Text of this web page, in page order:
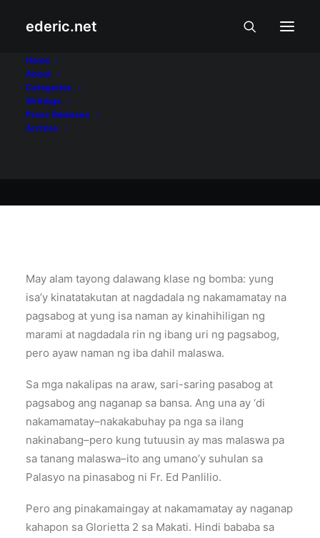
ederic.net
Home
About
Categories
Writings
Press Releases
Archive
May alam tayong dalawang klase ng bomba: yung
isa’y kinatatakutan at nagdadala ng nakamamatay na
pagsabog at yung isa naman ay kinahihiligan ng
marami at nagdadala rin ng ibang uri ng pagsabog,
pero ayaw naman ng iba dahil malaswa.
Sa mga nakalipas na araw, sari-saring pasabog at
pagsabog ang naganap sa bansa. Ang una ay ‘di
nakamamatay–nakakabuhay pa nga sa ilang
nakinabang–pero kung tutuusin ay mas malaswa pa
sa tanang malaswa–ito ang umano’y suhulan sa
Palasyo na pinasabog ni Fr. Ed Panlilio.
Pero ang pinakamaingay at nakamamatay ay naganap
kahapon sa Glorietta 2 sa Makati. Hindi bababa sa